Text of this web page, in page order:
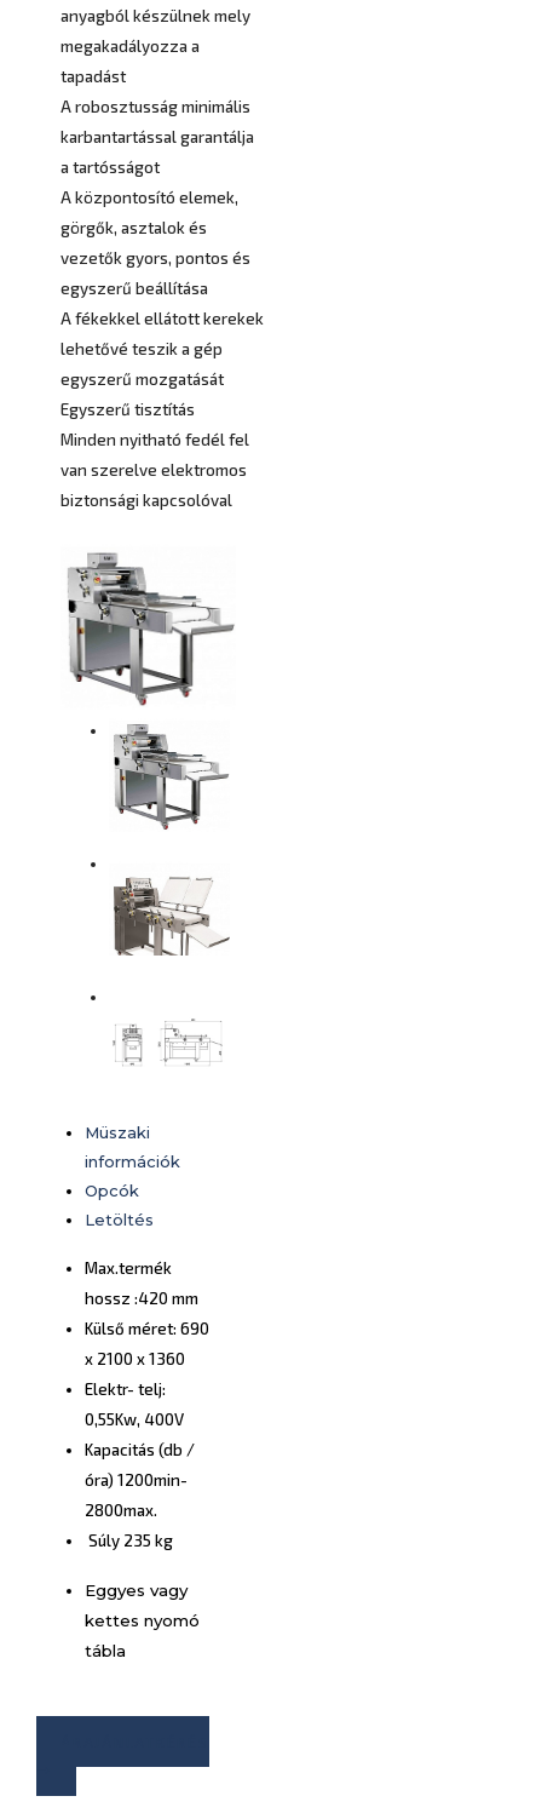
anyagból készülnek mely
megakadályozza a
tapadást
A robosztusság minimális
karbantartással garantálja
a tartósságot
A központosító elemek,
görgők, asztalok és
vezetők gyors, pontos és
egyszerű beállítása
A fékekkel ellátott kerekek
lehetővé teszik a gép
egyszerű mozgatását
Egyszerű tisztítás
Minden nyitható fedél fel
van szerelve elektromos
biztonsági kapcsolóval
Müszaki
információk
Opcók
Letöltés
Max.termék
hossz :420 mm
Külső méret: 690
x 2100 x 1360
Elektr- telj:
0,55Kw, 400V
Kapacitás (db /
óra) 1200min-
2800max.
Súly 235 kg
Eggyes vagy
kettes nyomó
tábla